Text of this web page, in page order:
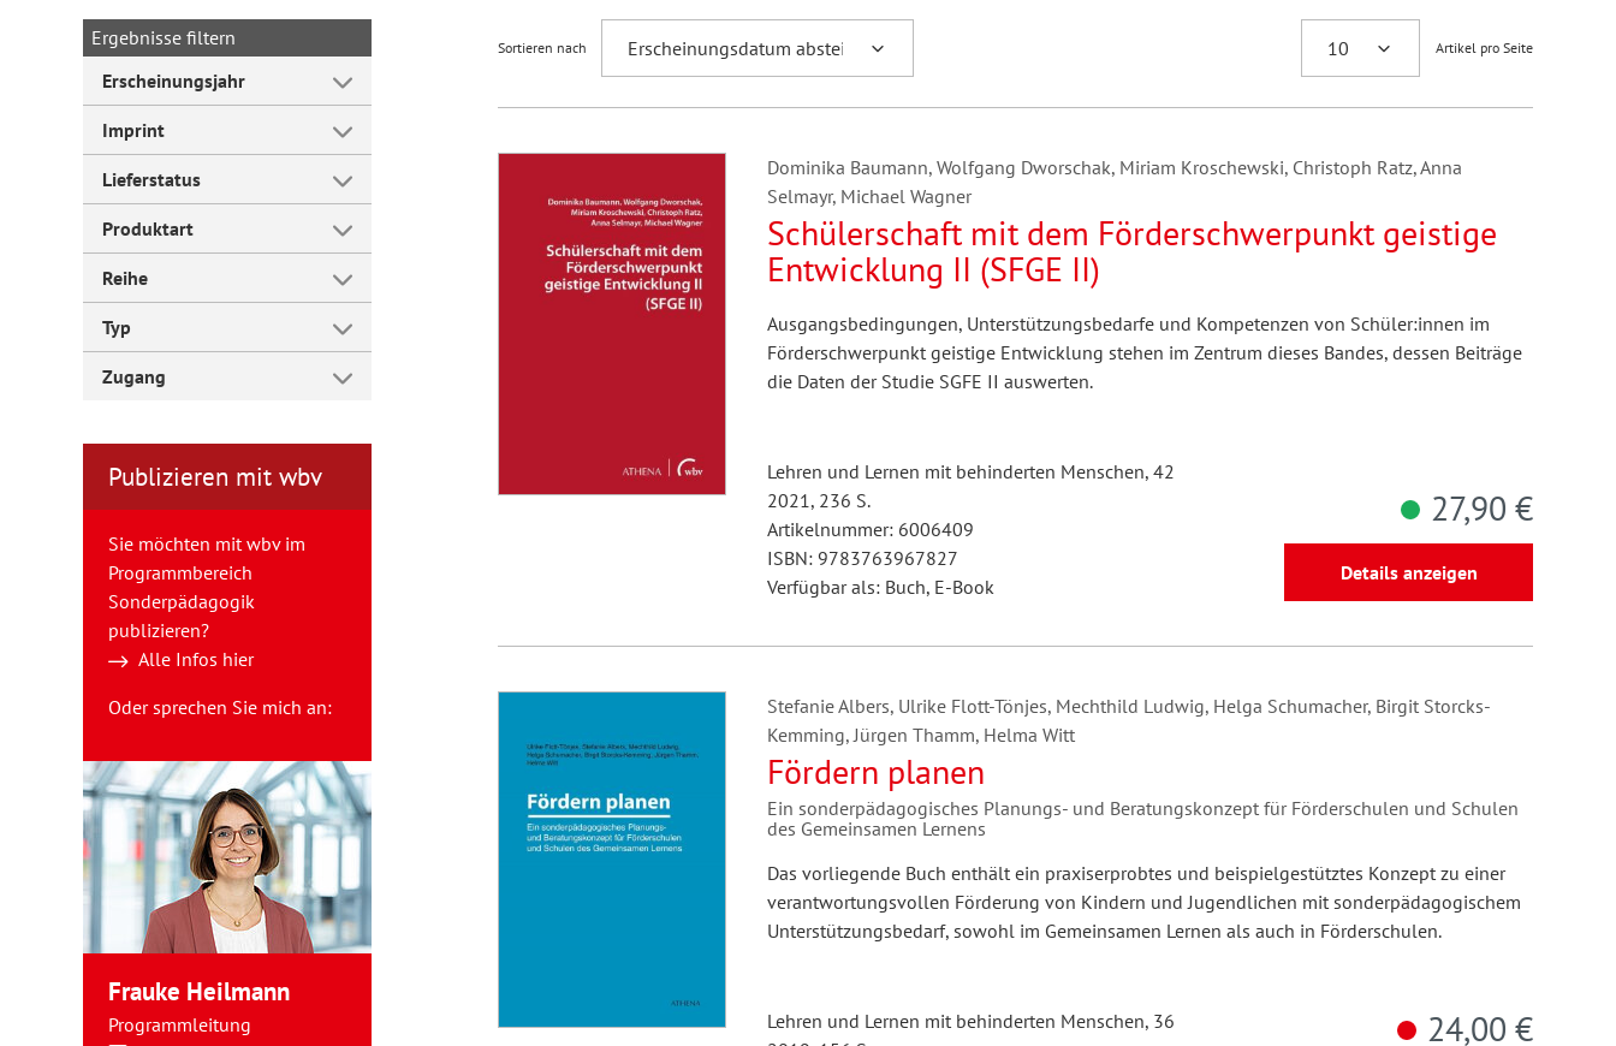
Forum Arbeitslehre
Ergebnisse filtern
Erscheinungsjahr
Imprint
Lieferstatus
Produktart
Reihe
Typ
Zugang
Publizieren mit wbv
Sie möchten mit wbv im
Programmbereich
Sonderpädagogik
publizieren?
Alle Infos hier
Oder sprechen Sie mich an:
Frauke Heilmann
Programmleitung
Sortieren nach Artikel pro Seite
Dominika Baumann, Wolfgang Dworschak, Miriam Kroschewski, Christoph Ratz, Anna
Selmayr, Michael Wagner
Schülerschaft mit dem Förderschwerpunkt geistige
Entwicklung II (SFGE II)
Ausgangsbedingungen, Unterstützungsbedarfe und Kompetenzen von Schüler:innen im
Förderschwerpunkt geistige Entwicklung stehen im Zentrum dieses Bandes, dessen Beiträge
die Daten der Studie SGFE II auswerten.
Lehren und Lernen mit behinderten Menschen, 42
2021, 236 S.
Artikelnummer: 6006409
ISBN: 9783763967827
Verfügbar als: Buch, E-Book
27,90 €
Details anzeigen
Stefanie Albers, Ulrike Flott-Tönjes, Mechthild Ludwig, Helga Schumacher, Birgit Storcks-
Kemming, Jürgen Thamm, Helma Witt
Fördern planen
Ein sonderpädagogisches Planungs- und Beratungskonzept für Förderschulen und Schulen
des Gemeinsamen Lernens
Das vorliegende Buch enthält ein praxiserprobtes und beispielgestütztes Konzept zu einer
verantwortungsvollen Förderung von Kindern und Jugendlichen mit sonderpädagogischem
Unterstützungsbedarf, sowohl im Gemeinsamen Lernen als auch in Förderschulen.
Lehren und Lernen mit behinderten Menschen, 36
24,00 €